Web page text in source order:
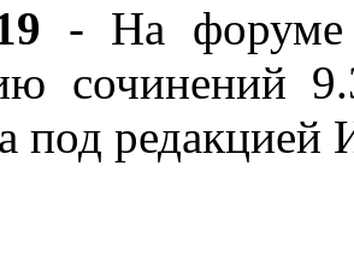
- На форуме
сочинений
под